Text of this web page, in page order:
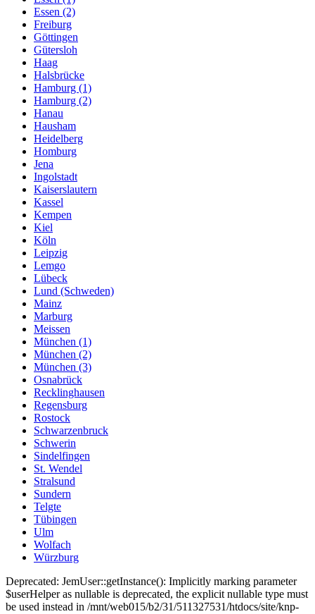
Essen (2)
Freiburg
Göttingen
Gütersloh
Haag
Halsbrücke
Hamburg (1)
Hamburg (2)
Hanau
Hausham
Heidelberg
Homburg
Jena
Ingolstadt
Kaiserslautern
Kassel
Kempen
Kiel
Köln
Leipzig
Lemgo
Lübeck
Lund (Schweden)
Mainz
Marburg
Meissen
München (1)
München (2)
München (3)
Osnabrück
Recklinghausen
Regensburg
Rostock
Schwarzenbruck
Schwerin
Sindelfingen
St. Wendel
Stralsund
Sundern
Telgte
Tübingen
Ulm
Wolfach
Würzburg
Deprecated: JemUser::getInstance(): Implicitly marking parameter
$userHelper as nullable is deprecated, the explicit nullable type must
be used instead in /mnt/web015/b2/31/511327531/htdocs/site/knp-